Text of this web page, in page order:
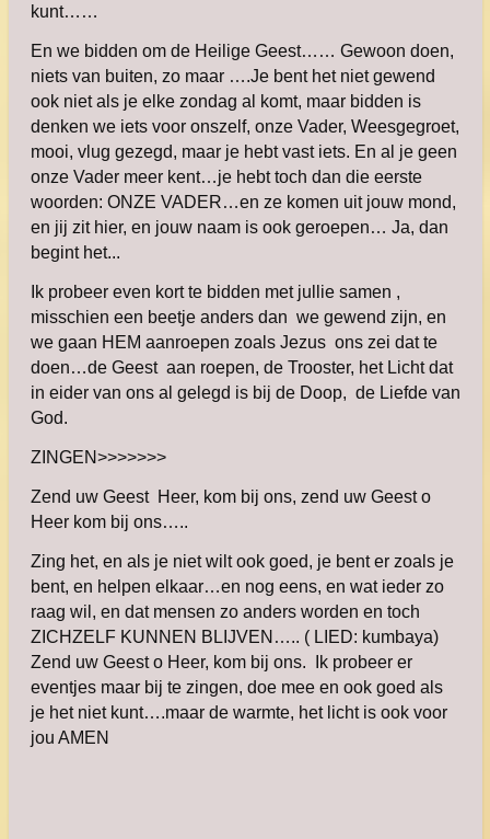
kunt……
En we bidden om de Heilige Geest…… Gewoon doen,
niets van buiten, zo maar ….Je bent het niet gewend
ook niet als je elke zondag al komt, maar bidden is
denken we iets voor onszelf, onze Vader, Weesgegroet,
mooi, vlug gezegd, maar je hebt vast iets. En al je geen
onze Vader meer kent…je hebt toch dan die eerste
woorden: ONZE VADER…en ze komen uit jouw mond,
en jij zit hier, en jouw naam is ook geroepen… Ja, dan
begint het...
Ik probeer even kort te bidden met jullie samen ,
misschien een beetje anders dan we gewend zijn, en
we gaan HEM aanroepen zoals Jezus ons zei dat te
doen…de Geest aan roepen, de Trooster, het Licht dat
in eider van ons al gelegd is bij de Doop, de Liefde van
God.
ZINGEN>>>>>>>
Zend uw Geest Heer, kom bij ons, zend uw Geest o
Heer kom bij ons…..
Zing het, en als je niet wilt ook goed, je bent er zoals je
bent, en helpen elkaar…en nog eens, en wat ieder zo
raag wil, en dat mensen zo anders worden en toch
ZICHZELF KUNNEN BLIJVEN….. ( LIED: kumbaya)
Zend uw Geest o Heer, kom bij ons. Ik probeer er
eventjes maar bij te zingen, doe mee en ook goed als
je het niet kunt….maar de warmte, het licht is ook voor
jou AMEN